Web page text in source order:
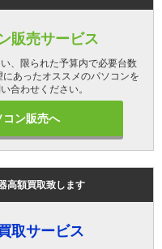
販売サービス
、限られた予算内で必要台数
あったオススメのパソコンを
合わせください。
コン販売へ
高額買取致します
取サービス